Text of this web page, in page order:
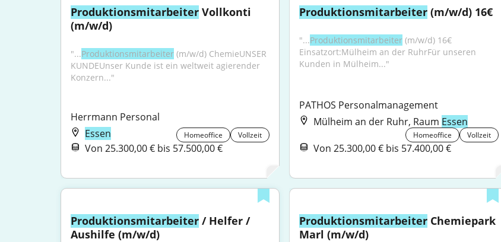
Produktionsmitarbeiter Vollkonti
(m/w/d)
"...Produktionsmitarbeiter (m/w/d) ChemieUNSER
KUNDEUnser Kunde ist ein weltweit agierender
Konzern..."
Herrmann Personal
Essen
Homeoffice Vollzeit
Von 25.300,00 € bis 57.500,00 €
Produktionsmitarbeiter (m/w/d) 16€
"...Produktionsmitarbeiter (m/w/d) 16€
Einsatzort:Mülheim an der RuhrFür unseren
Kunden in Mülheim..."
PATHOS Personalmanagement
Mülheim an der Ruhr, Raum Essen
Homeoffice Vollzeit
Von 25.300,00 € bis 57.400,00 €
Produktionsmitarbeiter / Helfer /
Aushilfe (m/w/d)
Produktionsmitarbeiter Chemiepark
Marl (m/w/d)